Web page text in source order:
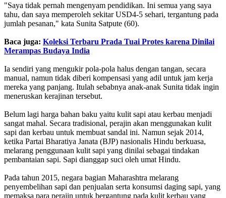
"Saya tidak pernah mengenyam pendidikan. Ini semua yang saya
tahu, dan saya memperoleh sekitar USD4-5 sehari, tergantung pada
jumlah pesanan," kata Sunita Satpute (60).
Baca juga: Koleksi Terbaru Prada Tuai Protes karena Dinilai
Merampas Budaya India
Ia sendiri yang mengukir pola-pola halus dengan tangan, secara
manual, namun tidak diberi kompensasi yang adil untuk jam kerja
mereka yang panjang. Itulah sebabnya anak-anak Sunita tidak ingin
meneruskan kerajinan tersebut.
Belum lagi harga bahan baku yaitu kulit sapi atau kerbau menjadi
sangat mahal. Secara tradisional, perajin akan menggunakan kulit
sapi dan kerbau untuk membuat sandal ini. Namun sejak 2014,
ketika Partai Bharatiya Janata (BJP) nasionalis Hindu berkuasa,
melarang penggunaan kulit sapi yang dinilai sebagai tindakan
pembantaian sapi. Sapi dianggap suci oleh umat Hindu.
Pada tahun 2015, negara bagian Maharashtra melarang
penyembelihan sapi dan penjualan serta konsumsi daging sapi, yang
memaksa para perajin untuk bergantung pada kulit kerbau yang